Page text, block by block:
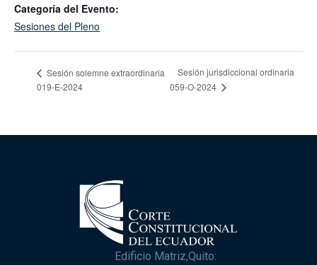
Categoría del Evento:
Sesiones del Pleno
Sesión solemne extraordinaria
019-E-2024
Sesión jurisdiccional ordinaria
059-O-2024
Edificio Matriz,Quito: